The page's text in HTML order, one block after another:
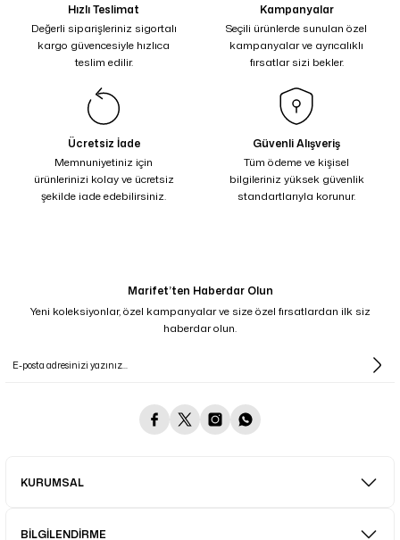
Hızlı Teslimat
Değerli siparişleriniz sigortalı
kargo güvencesiyle hızlıca
teslim edilir.
Kampanyalar
Seçili ürünlerde sunulan özel
kampanyalar ve ayrıcalıklı
fırsatlar sizi bekler.
Ücretsiz İade
Memnuniyetiniz için
ürünlerinizi kolay ve ücretsiz
şekilde iade edebilirsiniz.
Güvenli Alışveriş
Tüm ödeme ve kişisel
bilgileriniz yüksek güvenlik
standartlarıyla korunur.
Marifet’ten Haberdar Olun
Yeni koleksiyonlar, özel kampanyalar ve size özel fırsatlardan ilk siz
haberdar olun.
KURUMSAL
BİLGİLENDİRME